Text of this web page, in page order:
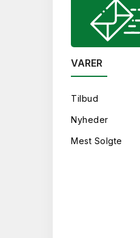
VARER
Tilbud
Nyheder
Mest Solgte